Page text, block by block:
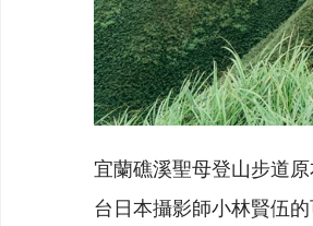
宜蘭礁溪聖母登山步道
台日本攝影師小林賢伍